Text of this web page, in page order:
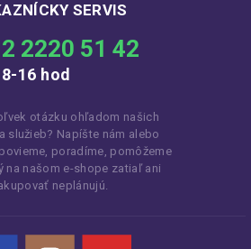
SERVIS
2 2220 51 42
8-16 hod
otázku ohľadom našich
služieb? Napíšte nám alebo
poradíme, pomôžeme
na našom e-shope zatiaľ ani
neplánujú.